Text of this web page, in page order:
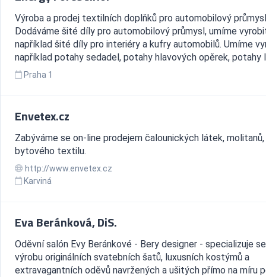
Výroba a prodej textilních doplňků pro automobilový
Dodáváme šité díly pro automobilový průmysl, umíme
například šité díly pro interiéry a kufry automobilů. Umíme
například potahy sedadel, potahy hlavových opěrek, potahy
Praha 1
Envetex.cz
Zabýváme se on-line prodejem čalounických látek, molitanů,
bytového textilu.
http://www.envetex.cz
Karviná
Eva Beránková, DiS.
Oděvní salón Evy Beránkové - Bery designer - specializuje
výrobu originálních svatebních šatů, luxusních kostýmů a
extravagantních oděvů navržených a ušitých přímo na míru